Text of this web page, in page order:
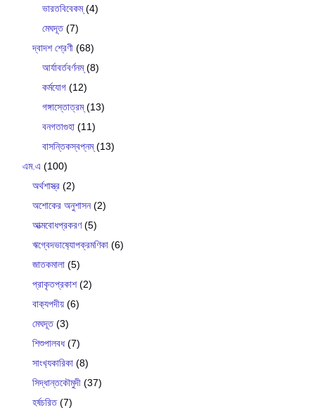
ভারতবিবেকম্(4)
মেঘদূত(7)
দ্বাদশ শ্রেণী (68)
আর্যাবর্তবর্ণনম্(8)
কর্মযোগ (12)
গঙ্গাস্তোত্রম্(13)
বনগতাগুহা (11)
বাসন্তিকস্বপ্নম্(13)
এম.এ (100)
অর্থশাস্ত্র (2)
অশোকের অনুশাসন(2)
আত্মবোধপ্রকরণ(5)
ঋগ্বেদভাষ‍্যোপক্রমণিকা (6)
জাতকমালা (5)
প্রাকৃতপ্রকাশ(2)
বাক‍্যপদীয় (6)
মেঘদূত(3)
শিশুপালবধ(7)
সাংখ‍্যকারিকা (8)
সিদ্ধান্তকৌমুদী (37)
হর্ষচরিত(7)